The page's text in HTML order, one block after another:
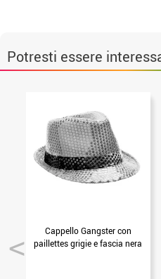
Potresti essere
Cappello Gangster con
paillettes grigie e fascia nera